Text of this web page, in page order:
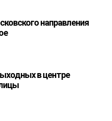
направления
в центре